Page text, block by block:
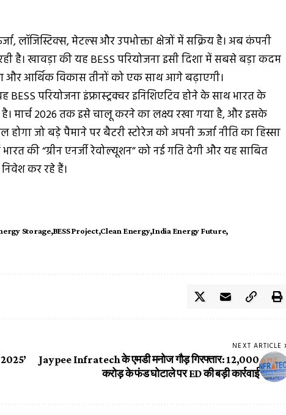
लॉजिस्टिक्स, मेटल्स और उपभोक्ता क्षेत्रों में सक्रिय है। अब कंपनी
है। खावड़ा की यह BESS परियोजना इसी दिशा में सबसे बड़ा कदम
और आर्थिक विकास तीनों को एक साथ आगे बढ़ाएगी।
BESS परियोजना इंफ्रास्ट्रक्चर इनिशिएटिव होने के साथ भारत के
मार्च 2026 तक इसे चालू करने का लक्ष्य रखा गया है, और इसके
जो बड़े पैमाने पर बैटरी स्टोरेज को अपनी ऊर्जा नीति का हिस्सा
की “ग्रीन एनर्जी रेवोल्यूशन” को नई गति देगी और यह साबित
कर रहे हैं।
Storage BESS Project Clean Energy India Energy Future
NEXT ARTICLE
Jaypee Infratech के एमडी मनोज गौड़ गिरफ्तार: 12,000
करोड़ के फंड घोटाले पर ED की बड़ी कार्रवाई